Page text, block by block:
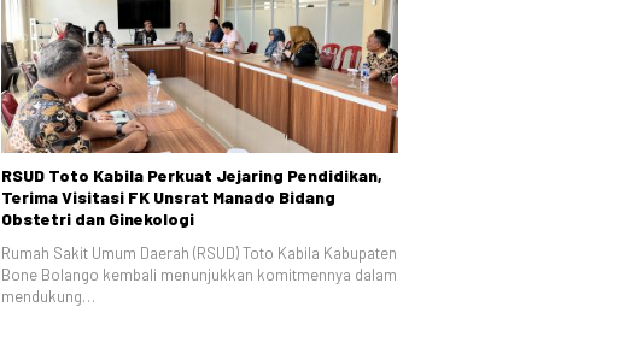
RSUD Toto Kabila Perkuat Jejaring Pendidikan,
Terima Visitasi FK Unsrat Manado Bidang
Obstetri dan Ginekologi
Rumah Sakit Umum Daerah (RSUD) Toto Kabila Kabupaten
Bone Bolango kembali menunjukkan komitmennya dalam
mendukung…